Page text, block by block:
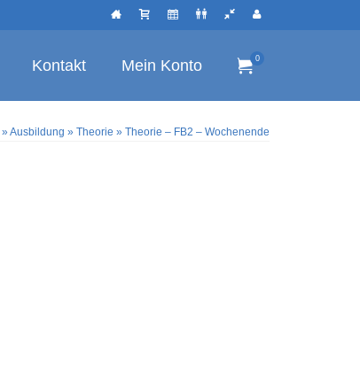
Kontakt Mein Konto 0
» Ausbildung » Theorie » Theorie – FB2 – Wochenende